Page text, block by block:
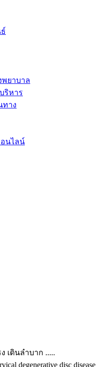
พยาบาล
ริหาร
ทาง
อนไลน์
เดินลำบาก .....
degenerative disc disease